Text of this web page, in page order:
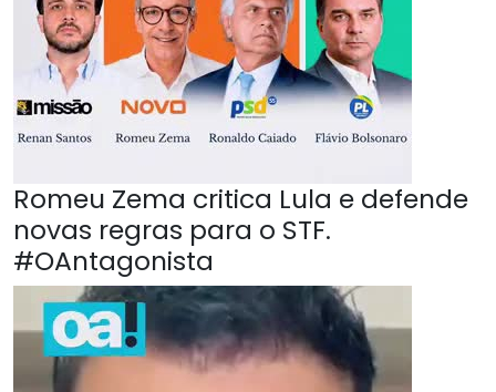
Romeu Zema critica Lula e defende
novas regras para o STF.
#OAntagonista